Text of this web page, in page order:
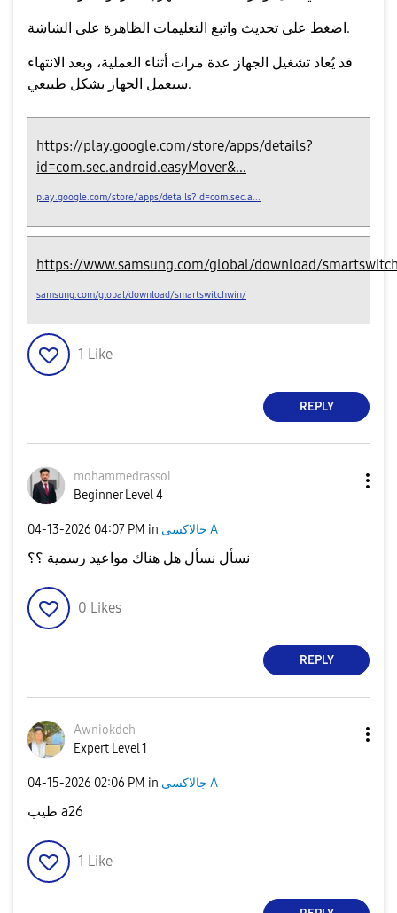
اضغط على تحديث واتبع التعليمات الظاهرة على الشاشة.
قد يُعاد تشغيل الجهاز عدة مرات أثناء العملية، وبعد الانتهاء
سيعمل الجهاز بشكل طبيعي.
https://play.google.com/store/apps/details?
id=com.sec.android.easyMover&...
play.google.com/store/apps/details?id=com.sec.a...
https://www.samsung.com/global/download/
samsung.com/global/download/smartswitchwin/
1 Like
REPLY
mohammedrassol
Beginner Level 4
‎04-13-2026 04:07 PM in جالاكسى A
نسأل نسأل هل هناك مواعيد رسمية ؟؟
0 Likes
REPLY
Awniokdeh
Expert Level 1
‎04-15-2026 02:06 PM in جالاكسى A
طيب a26
1 Like